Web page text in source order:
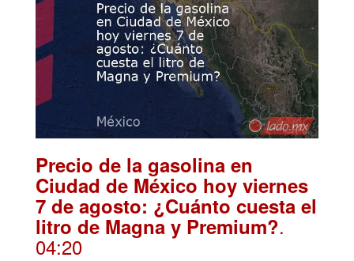
Precio de la gasolina en
Ciudad de México hoy viernes
7 de agosto: ¿Cuánto cuesta el
litro de Magna y Premium?.
04:20